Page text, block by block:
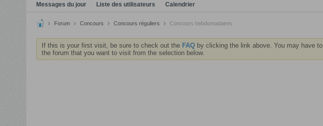
Messages du jour Liste des utilisateurs Calendrier
Forum Concours Concours réguliers Concours hebdomadaires
If this is your first visit, be sure to check out the FAQby clicking the link above. You may have to
the forum that you want to visit from the selection below.